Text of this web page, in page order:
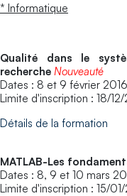
* Informatique
Qualité dans le
recherche Nouveauté
Dates : 8 et 9 février 2016
Limite d'inscription : 18/12/
Détails de la formation
MATLAB-Les
Dates : 8, 9 et 10 mars
Limite d'inscription : 15/